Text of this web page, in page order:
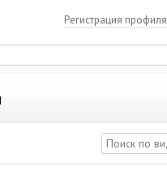
Регистрация профиля